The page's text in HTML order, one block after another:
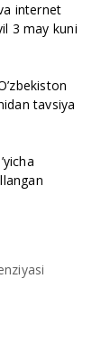
internet
3 may kuni
tavsiya